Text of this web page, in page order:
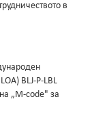
в
BLJ-P-LBL
„М-code" за